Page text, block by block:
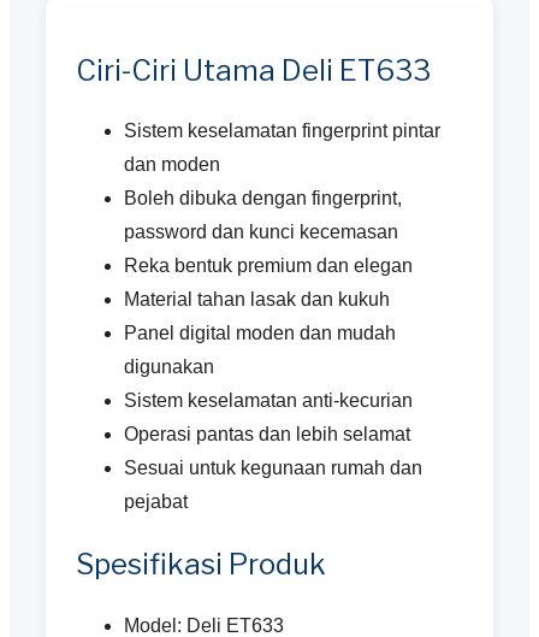
Ciri-Ciri Utama Deli ET633
Sistem keselamatan fingerprint pintar
dan moden
Boleh dibuka dengan fingerprint,
password dan kunci kecemasan
Reka bentuk premium dan elegan
Material tahan lasak dan kukuh
Panel digital moden dan mudah
digunakan
Sistem keselamatan anti-kecurian
Operasi pantas dan lebih selamat
Sesuai untuk kegunaan rumah dan
pejabat
Spesifikasi Produk
Model: Deli ET633